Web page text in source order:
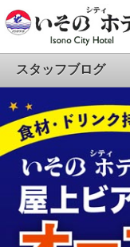
スタッフブログ